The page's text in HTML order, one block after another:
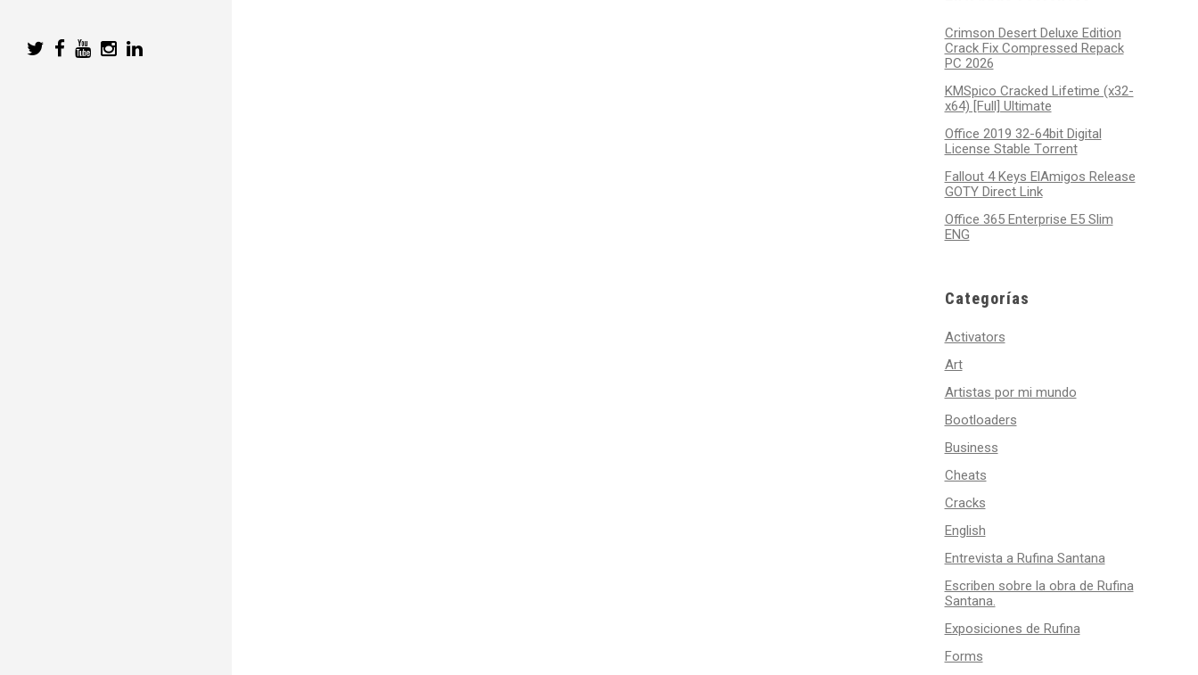
Crimson Desert Deluxe Edition
Crack Fix Compressed Repack
PC 2026
KMSpico Cracked Lifetime (x32-
x64) [Full] Ultimate
Office 2019 32-64bit Digital
License Stable Tоrrеnt
Fallout 4 Keys ElAmigos Release
GOTY Direct Link
Office 365 Enterprise E5 Slim
ENG
Categorías
Activators
Art
Artistas por mi mundo
Bootloaders
Business
Cheats
Cracks
English
Entrevista a Rufina Santana
Escriben sobre la obra de Rufina
Santana.
Exposiciones de Rufina
Forms